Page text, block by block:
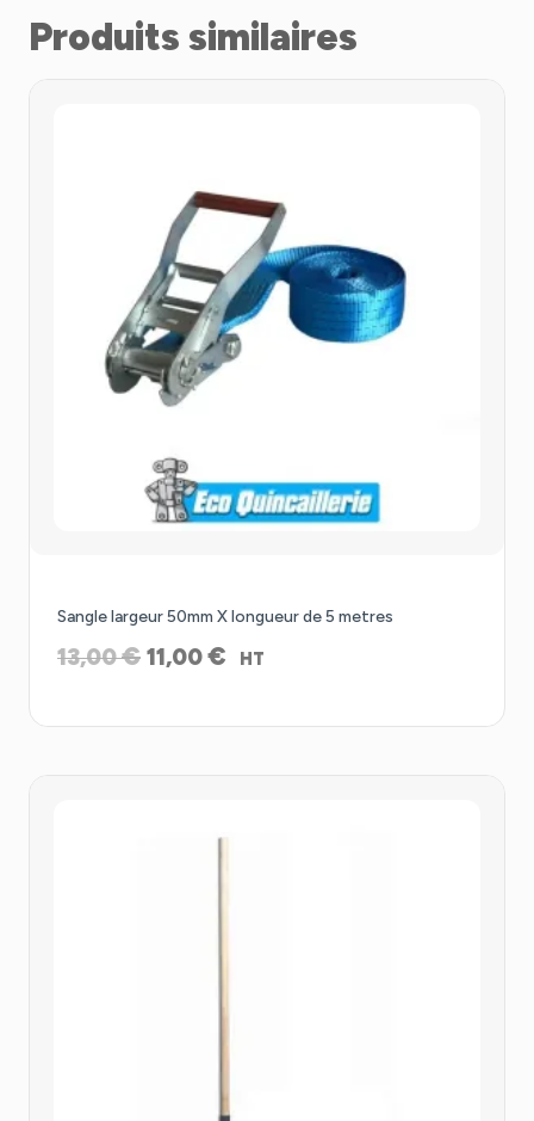
Produits similaires
Sangle largeur 50mm X longueur de 5 metres
13,00€ Le
initial
11,00€ Le
actuel
HT